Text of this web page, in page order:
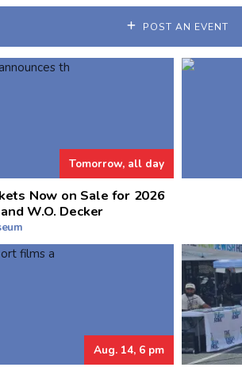
POST AN EVENT
Tomorrow, all day
Now on Sale for 2026
W.O. Decker
Aug. 14, 6 pm